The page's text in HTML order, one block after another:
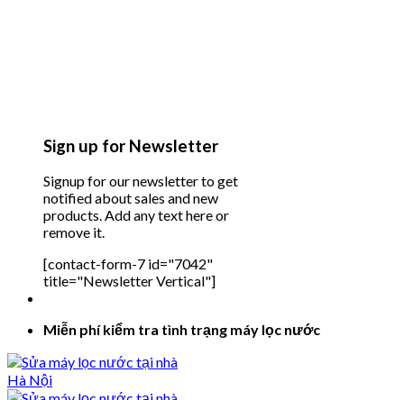
Sign up for Newsletter
Signup for our newsletter to get
notified about sales and new
products. Add any text here or
remove it.
[contact-form-7 id="7042"
title="Newsletter Vertical"]
Miễn phí kiểm tra tình trạng máy lọc nước